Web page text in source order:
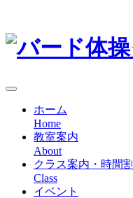
ホーム
Home
教室案内
About
クラス案内・時間割
Class
イベント